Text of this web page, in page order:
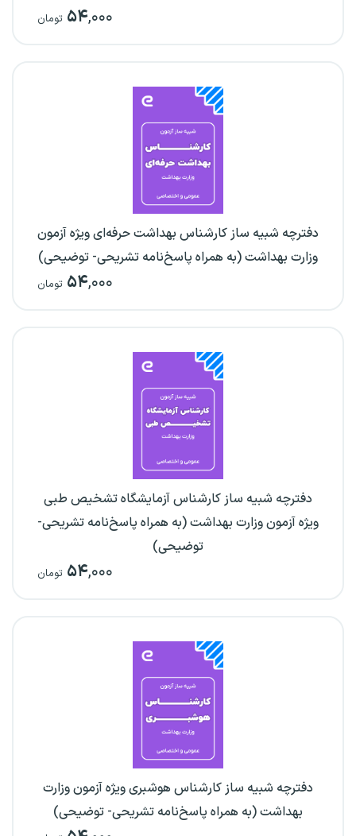
۵۴,۰۰۰ تومان
دفترچه شبیه ساز کارشناس بهداشت حرفه‌ای ویژه آزمون
وزارت بهداشت (به همراه پاسخ‌نامه تشریحی- توضیحی)
۵۴,۰۰۰ تومان
دفترچه شبیه ساز کارشناس آزمایشگاه تشخیص طبی
ویژه آزمون وزارت بهداشت (به همراه پاسخ‌نامه تشریحی-
توضیحی)
۵۴,۰۰۰ تومان
دفترچه شبیه ساز کارشناس هوشبری ویژه آزمون وزارت
بهداشت (به همراه پاسخ‌نامه تشریحی- توضیحی)